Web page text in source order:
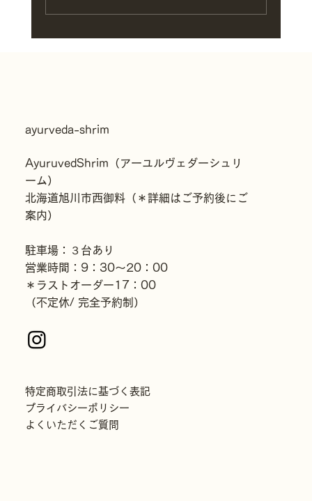
ayurveda-shrim​
AyuruvedShrim（アーユルヴェダーシュリ
ーム）
北海道旭川市西御料（＊詳細はご予約後にご
案内）
駐車場：３台あり
営業時間：9：30〜20：00
＊ラストオーダー17：00
（不定休/ 完全予約制）
特定商取引法に基づく表記
プライバシーポリシー
よくいただくご質問